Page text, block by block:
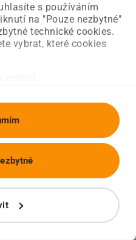
s používáním
na "Pouze nezbytné"
technické cookies.
vybrat, které cookies
Úvodní strana